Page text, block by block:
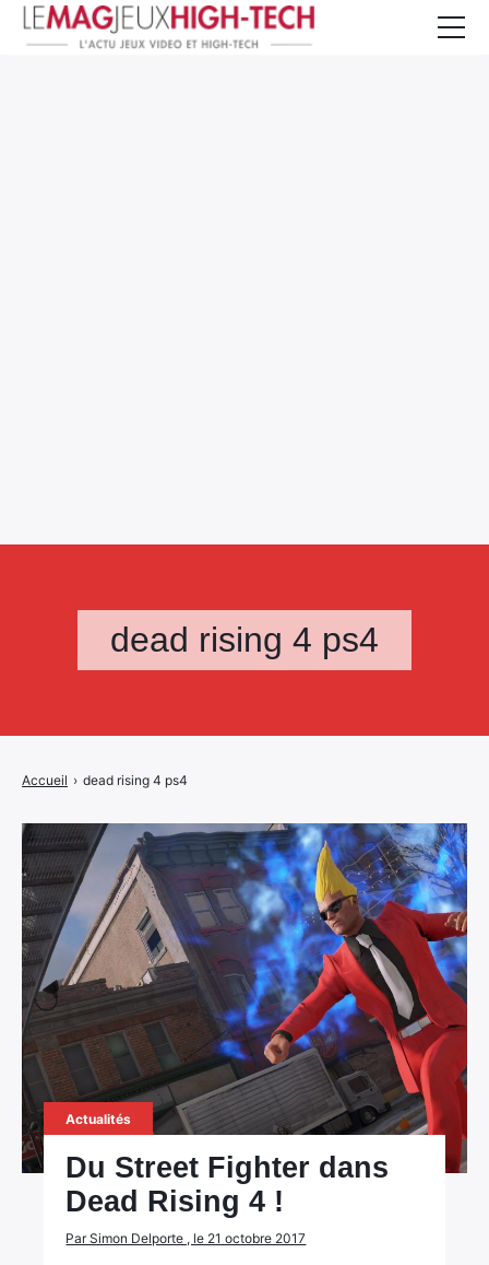
dead rising 4 ps4
Accueil › dead rising 4 ps4
Actualités
Du Street Fighter dans
Dead Rising 4 !
Par Simon Delporte , le 21 octobre 2017